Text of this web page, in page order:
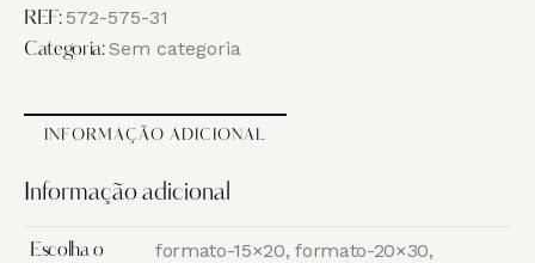
_NB27918
REF: 572-575-31
Categoria:Sem categoria
INFORMAÇÃO ADICIONAL
Informação adicional
Escolha o formato-15×20, formato-20×30,